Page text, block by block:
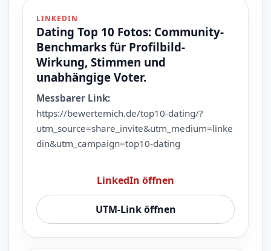
LINKEDIN
Dating Top 10 Fotos: Community-
Benchmarks für Profilbild-
Wirkung, Stimmen und
unabhängige Voter.
Messbarer Link:
https://bewertemich.de/top10-dating/?
utm_source=share_invite&utm_medium=linke
din&utm_campaign=top10-dating
LinkedIn öffnen
UTM-Link öffnen